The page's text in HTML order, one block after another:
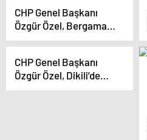
CHP Genel Başkanı
Özgür Özel, Bergama
ve Kınık’ta Halk
CHP Genel Başkanı
Özgür Özel, Dikili’de
Halk Buluşması